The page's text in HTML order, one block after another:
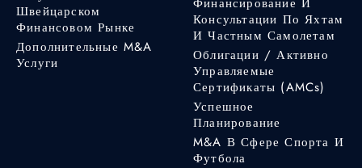
Швейцарском
Финансовом Рынке
Дополнительные M&A
Услуги
Консультации По Яхтам
И Частным Самолетам
Облигации / Активно
Управляемые
Сертификаты (AMCs)
Успешное
Планирование
M&A В Сфере Спорта И
Футбола